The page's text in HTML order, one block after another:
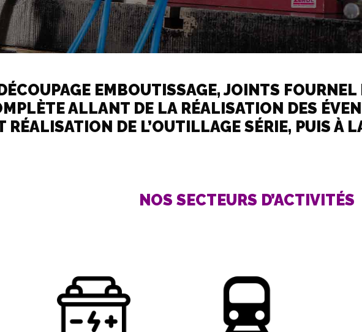
Joint véhicules
EMBOUTISSAGE, JOINTS
ALLANT DE LA RÉALISATION DES
RÉALISATION DE L’OUTILLAGE SÉRIE, PUIS À
NOS SECTEURS D’ACTIVITÉS